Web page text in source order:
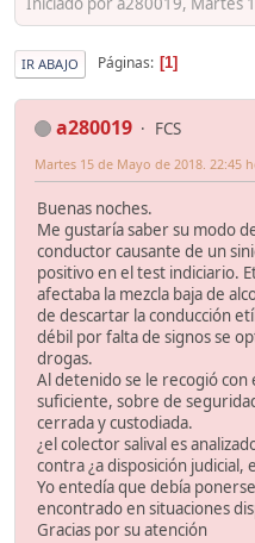
IR ABAJO Páginas 1
a280019 FCS
Martes 15 de Mayo de 2018. 22:45
Buenas noches.
Me gustaría saber su modo
conductor causante de un
positivo en el test indiciario.
afectaba la mezcla baja de
de descartar la conducción
débil por falta de signos se
drogas.
Al detenido se le recogió con
suficiente, sobre de
cerrada y custodiada.
¿el colector salival es
contra ¿a disposición judicial,
Yo entedía que debía
encontrado en situaciones
Gracias por su atención